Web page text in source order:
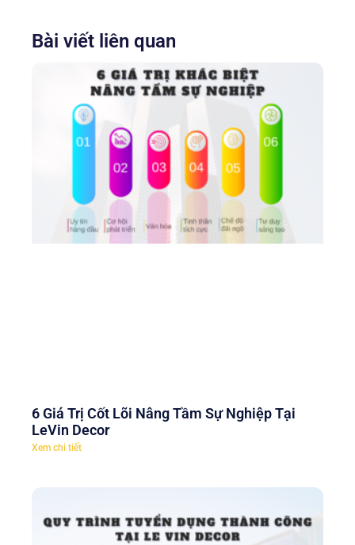
Bài viết liên quan
6 Giá Trị Cốt Lõi Nâng Tầm Sự Nghiệp Tại
LeVin Decor
Xem chi tiết